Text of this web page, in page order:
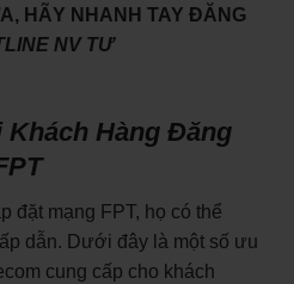
HÃY NHANH TAY ĐĂNG
NV TƯ
Hàng Đăng
đặt mạng FPT, họ có thể
dẫn. Dưới đây là một số ưu
cung cấp cho khách